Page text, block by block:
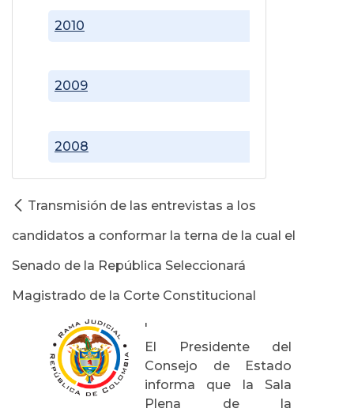
2008
2009
2010
Transmisión de las entrevistas a los
candidatos a conformar la terna de la cual el
Senado de la República Seleccionará
Magistrado de la Corte Constitucional
'
El Presidente del
Consejo de Estado
informa que la Sala
Plena de la